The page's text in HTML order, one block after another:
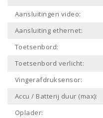
Aansluitingen video:
Aansluiting ethernet:
Toetsenbord:
Toetsenbord verlicht:
Vingerafdruksensor:
Accu / Batterij duur (max):
Oplader: